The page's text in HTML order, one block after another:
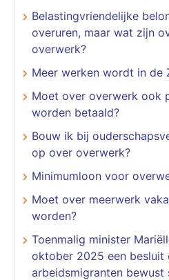
Belastingvriendelijke
overuren, maar wat zijn
overwerk?
Meer werken wordt in de
Moet over overwerk ook
worden betaald?
Bouw ik bij
op over overwerk?
Minimumloon voor
Moet over meerwerk
worden?
Toenmalig minister
oktober 2025 een besluit
arbeidsmigranten bewust